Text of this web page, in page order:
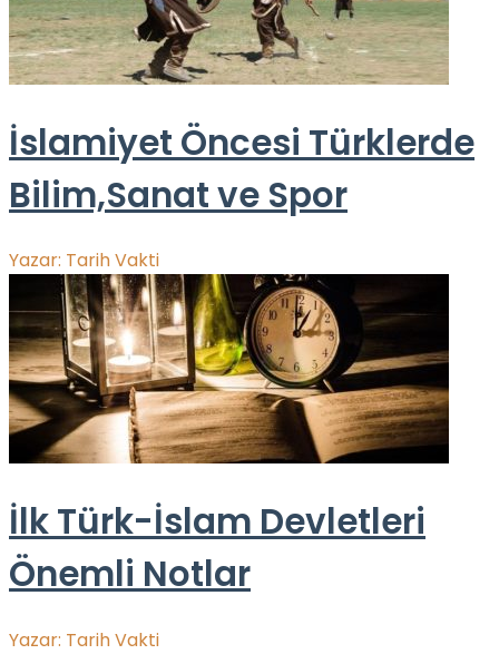
İslamiyet Öncesi Türklerde
Bilim,Sanat ve Spor
Yazar: Tarih Vakti
İlk Türk-İslam Devletleri
Önemli Notlar
Yazar: Tarih Vakti